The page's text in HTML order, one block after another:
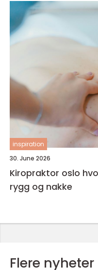
inspiration
30. June 2026
Kiropraktor oslo hvordan finne riktig hjelp for
rygg og nakke
Flere nyheter